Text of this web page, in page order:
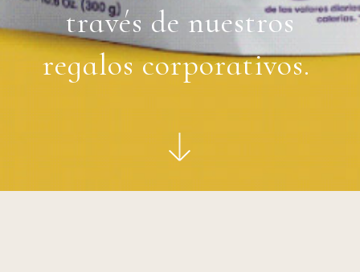
través de nuestros
regalos corporativos.